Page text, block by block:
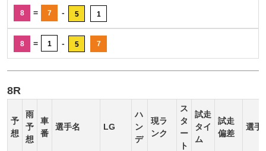
8 = 7 - 5 1
8 = 1 - 5 7
8R
予
想
雨
予
想
車
番
選手名 LG
ハ
ン
デ
現ラ
ンク
ス
タ
ー
ト
試走
タイ
ム
試走
偏差
選手